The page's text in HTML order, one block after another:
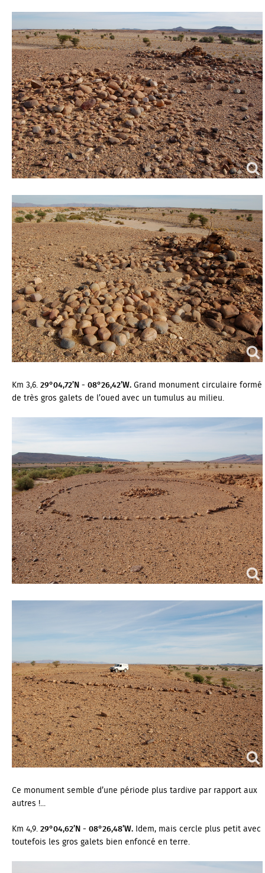
Km 3,6.29°04,72’N - 08°26,42’W.Grand monument circulaire formé
de très gros galets de l’oued avec un tumulus au milieu.
Ce monument semble d’une période plus tardive par rapport aux
autres !...
Km 4,9.29°04,62’N - 08°26,48’W. Idem, mais cercle plus petit avec
toutefois les gros galets bien enfoncé en terre.